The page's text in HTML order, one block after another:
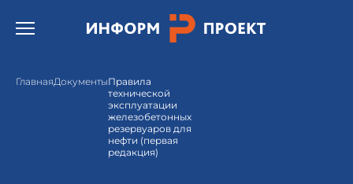
Открыть бургер меню.
ГлавнаяДокументыПравила
технической
эксплуатации
железобетонных
резервуаров для
нефти (первая
редакция)